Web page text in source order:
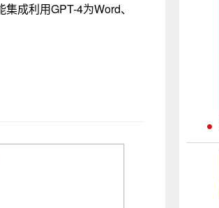
成利用GPT-4为Word、